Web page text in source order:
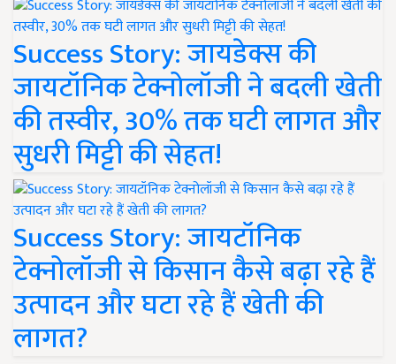
Success Story: जायडेक्स की
जायटॉनिक टेक्नोलॉजी ने बदली खेती
की तस्वीर, 30% तक घटी लागत और
सुधरी मिट्टी की सेहत!
Success Story: जायटॉनिक
टेक्नोलॉजी से किसान कैसे बढ़ा रहे हैं
उत्पादन और घटा रहे हैं खेती की
लागत?